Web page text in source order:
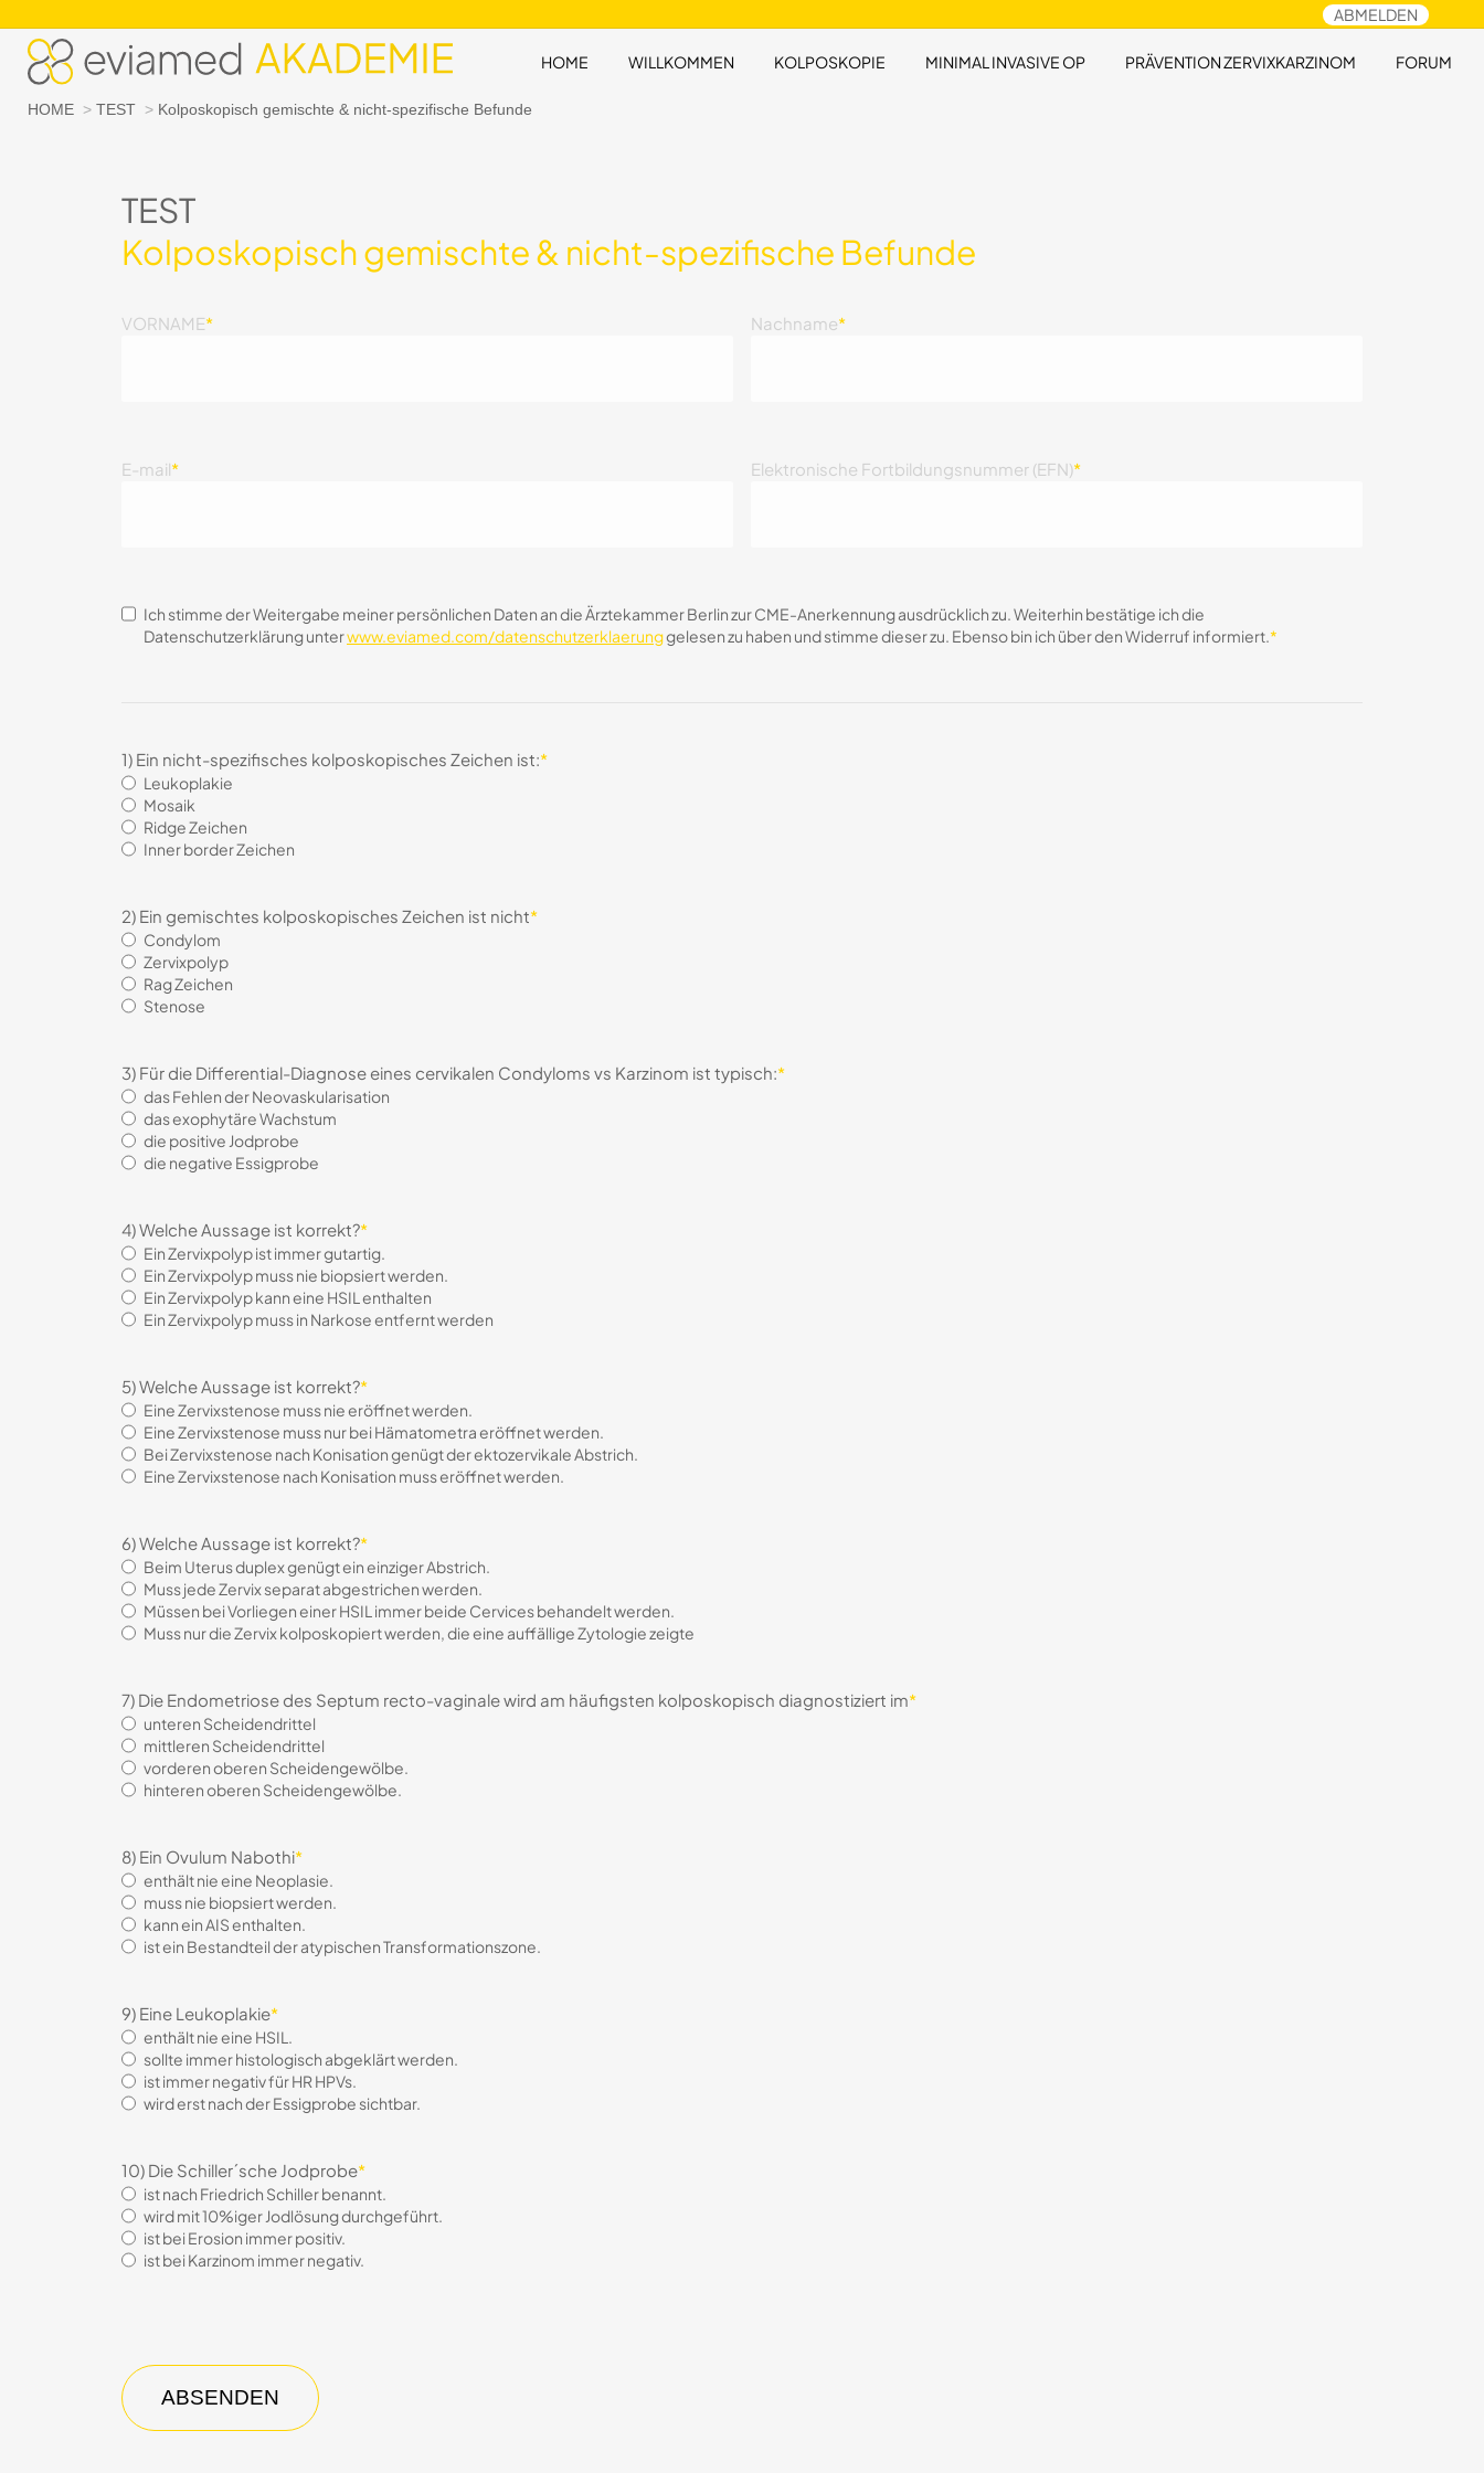
ABMELDEN
HOME WILLKOMMEN KOLPOSKOPIE MINIMAL INVASIVE OP PRÄVENTION ZERVIXKARZINOM FORUM
Sie befinden sich hier:
HOME TEST Kolposkopisch gemischte & nicht-spezifische Befunde
TEST
Kolposkopisch gemischte & nicht-spezifische Befunde
VORNAME* Nachname*
E-mail* Elektronische Fortbildungsnummer (EFN)*
consentimiento*
Ich stimme der Weitergabe meiner persönlichen Daten an die Ärztekammer Berlin zur CME-Anerkennung ausdrücklich zu. Weiterhin bestätige ich die
Datenschutzerklärung unterwww.eviamed.com/datenschutzerklaerunggelesen zu haben und stimme dieser zu. Ebenso bin ich über den Widerruf informiert.*
1) Ein nicht-spezifisches kolposkopisches Zeichen ist:*
Leukoplakie
Mosaik
Ridge Zeichen
Inner border Zeichen
2) Ein gemischtes kolposkopisches Zeichen ist nicht*
Condylom
Zervixpolyp
Rag Zeichen
Stenose
3) Für die Differential-Diagnose eines cervikalen Condyloms vs Karzinom ist typisch:*
das Fehlen der Neovaskularisation
das exophytäre Wachstum
die positive Jodprobe
die negative Essigprobe
4) Welche Aussage ist korrekt?*
Ein Zervixpolyp ist immer gutartig.
Ein Zervixpolyp muss nie biopsiert werden.
Ein Zervixpolyp kann eine HSIL enthalten
Ein Zervixpolyp muss in Narkose entfernt werden
5) Welche Aussage ist korrekt?*
Eine Zervixstenose muss nie eröffnet werden.
Eine Zervixstenose muss nur bei Hämatometra eröffnet werden.
Bei Zervixstenose nach Konisation genügt der ektozervikale Abstrich.
Eine Zervixstenose nach Konisation muss eröffnet werden.
6) Welche Aussage ist korrekt?*
Beim Uterus duplex genügt ein einziger Abstrich.
Muss jede Zervix separat abgestrichen werden.
Müssen bei Vorliegen einer HSIL immer beide Cervices behandelt werden.
Muss nur die Zervix kolposkopiert werden, die eine auffällige Zytologie zeigte
7) Die Endometriose des Septum recto-vaginale wird am häufigsten kolposkopisch diagnostiziert im*
unteren Scheidendrittel
mittleren Scheidendrittel
vorderen oberen Scheidengewölbe.
hinteren oberen Scheidengewölbe.
8) Ein Ovulum Nabothi*
enthält nie eine Neoplasie.
muss nie biopsiert werden.
kann ein AIS enthalten.
ist ein Bestandteil der atypischen Transformationszone.
9) Eine Leukoplakie*
enthält nie eine HSIL.
sollte immer histologisch abgeklärt werden.
ist immer negativ für HR HPVs.
wird erst nach der Essigprobe sichtbar.
10) Die Schiller´sche Jodprobe*
ist nach Friedrich Schiller benannt.
wird mit 10%iger Jodlösung durchgeführt.
ist bei Erosion immer positiv.
ist bei Karzinom immer negativ.